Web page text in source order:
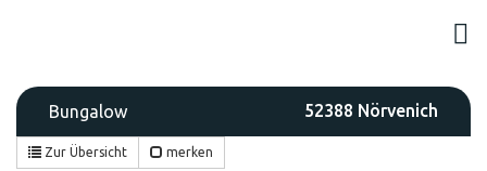
Bungalow 52388 Nörvenich
Zur Übersicht merken